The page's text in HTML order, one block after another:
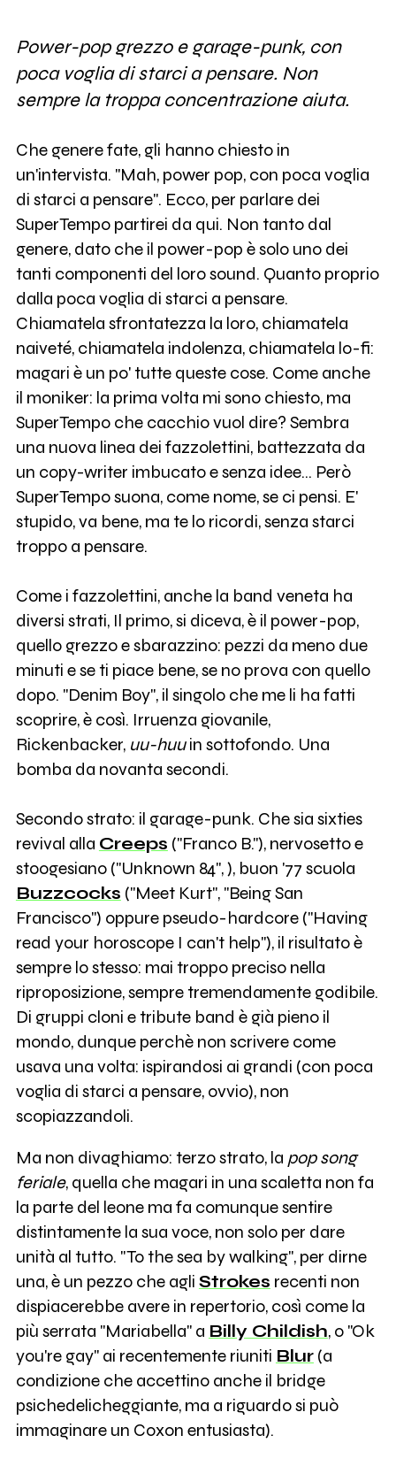
Power-pop grezzo e garage-punk, con
poca voglia di starci a pensare. Non
sempre la troppa concentrazione aiuta.
Che genere fate, gli hanno chiesto in
un'intervista. "Mah, power pop, con poca voglia
di starci a pensare". Ecco, per parlare dei
SuperTempo partirei da qui. Non tanto dal
genere, dato che il power-pop è solo uno dei
tanti componenti del loro sound. Quanto proprio
dalla poca voglia di starci a pensare.
Chiamatela sfrontatezza la loro, chiamatela
naiveté, chiamatela indolenza, chiamatela lo-fi:
magari è un po' tutte queste cose. Come anche
il moniker: la prima volta mi sono chiesto, ma
SuperTempo che cacchio vuol dire? Sembra
una nuova linea dei fazzolettini, battezzata da
un copy-writer imbucato e senza idee... Però
SuperTempo suona, come nome, se ci pensi. E'
stupido, va bene, ma te lo ricordi, senza starci
troppo a pensare.
Come i fazzolettini, anche la band veneta ha
diversi strati, Il primo, si diceva, è il power-pop,
quello grezzo e sbarazzino: pezzi da meno due
minuti e se ti piace bene, se no prova con quello
dopo. "Denim Boy", il singolo che me li ha fatti
scoprire, è così. Irruenza giovanile,
Rickenbacker, uu-huuin sottofondo. Una
bomba da novanta secondi.
Secondo strato: il garage-punk. Che sia sixties
revival alla Creeps ("Franco B."), nervosetto e
stoogesiano ("Unknown 84", ), buon '77 scuola
Buzzcocks ("Meet Kurt", "Being San
Francisco") oppure pseudo-hardcore ("Having
read your horoscope I can't help"), il risultato è
sempre lo stesso: mai troppo preciso nella
riproposizione, sempre tremendamente godibile.
Di gruppi cloni e tribute band è già pieno il
mondo, dunque perchè non scrivere come
usava una volta: ispirandosi ai grandi (con poca
voglia di starci a pensare, ovvio), non
scopiazzandoli.
Ma non divaghiamo: terzo strato, la pop song
feriale, quella che magari in una scaletta non fa
la parte del leone ma fa comunque sentire
distintamente la sua voce, non solo per dare
unità al tutto. "To the sea by walking", per dirne
una, è un pezzo che agli Strokes recenti non
dispiacerebbe avere in repertorio, così come la
più serrata "Mariabella" a Billy Childish, o "Ok
you're gay" ai recentemente riuniti Blur(a
condizione che accettino anche il bridge
psichedelicheggiante, ma a riguardo si può
immaginare un Coxon entusiasta).